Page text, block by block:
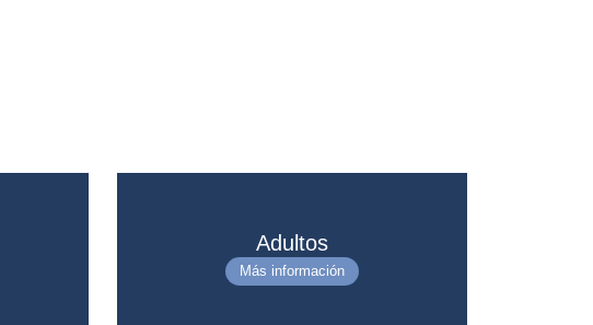
Adultos
Más información